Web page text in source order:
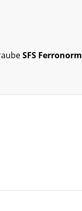
SFS Ferronorm